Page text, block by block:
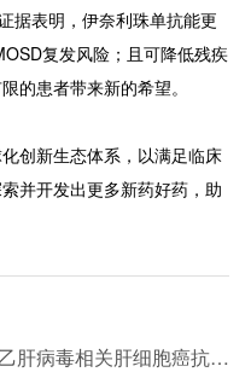
据表明，伊奈利珠单抗能更
复发风险；且可降低残疾
的患者带来新的希望。
创新生态体系，以满足临床
并开发出更多新药好药，助
权威认可丨翰森制药恒沐®获《乙肝病毒相关肝细胞癌抗病毒治疗中国专家共识（2023版）》一线治疗推荐